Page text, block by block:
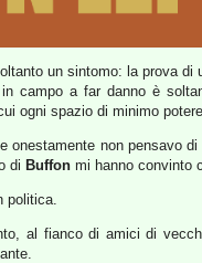
un sintomo: la prova di
in campo a far danno è
ogni spazio di minimo
onestamente non pensavo
di Buffon mi hanno convinto
politica.
al fianco di amici di